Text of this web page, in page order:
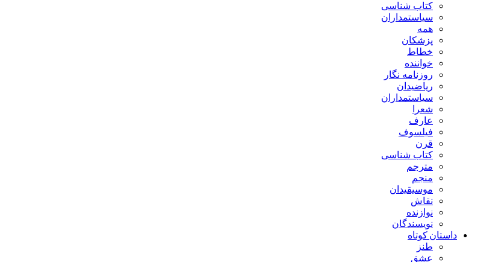
کتاب شناسی
سیاستمداران
همه
پزشکان
خطاط
خواننده
روزنامه نگار
ریاضیدان
سیاستمداران
شعرا
عارف
فیلسوف
قرن
کتاب شناسی
مترجم
منجم
موسیقیدان
نقاش
نوازنده
نویسندگان
داستان کوتاه
طنز
عشق